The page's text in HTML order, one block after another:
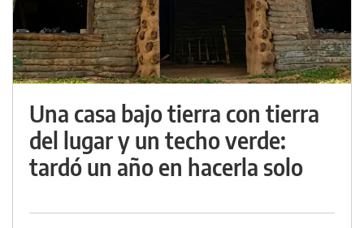
Una casa bajo tierra con tierra
del lugar y un techo verde:
tardó un año en hacerla solo